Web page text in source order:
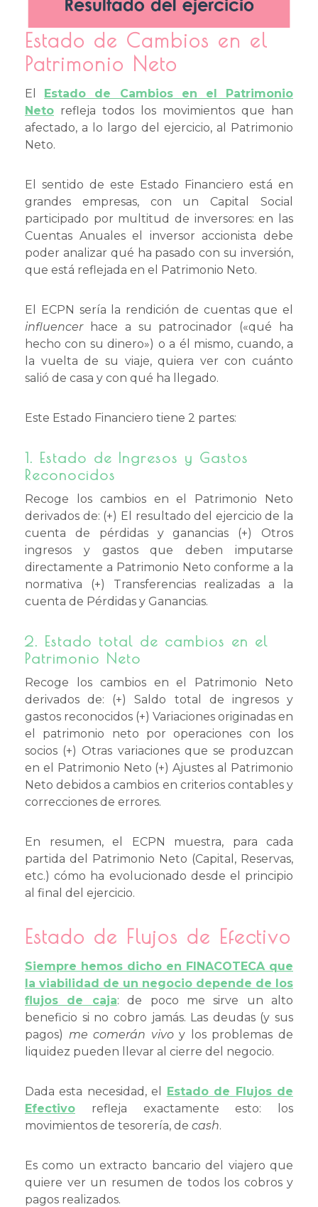
Estado de Cambios en el
Patrimonio Neto
El Estado de Cambios en el Patrimonio
Neto refleja todos los movimientos que han
afectado, a lo largo del ejercicio, al Patrimonio
Neto.
El sentido de este Estado Financiero está en
grandes empresas, con un Capital Social
participado por multitud de inversores: en las
Cuentas Anuales el inversor accionista debe
poder analizar qué ha pasado con su inversión,
que está reflejada en el Patrimonio Neto.
El ECPN sería la rendición de cuentas que el
influencer
hace a su patrocinador («qué ha
hecho con su dinero») o a él mismo, cuando, a
la vuelta de su viaje, quiera ver con cuánto
salió de casa y con qué ha llegado.
Este Estado Financiero tiene 2 partes:
1. Estado de Ingresos y Gastos
Reconocidos
Recoge los cambios en el Patrimonio Neto
derivados de: (+) El resultado del ejercicio de la
cuenta de pérdidas y ganancias (+) Otros
ingresos y gastos que deben imputarse
directamente a Patrimonio Neto conforme a la
normativa (+) Transferencias realizadas a la
cuenta de Pérdidas y Ganancias.
2. Estado total de cambios en el
Patrimonio Neto
Recoge los cambios en el Patrimonio Neto
derivados de: (+) Saldo total de ingresos y
gastos reconocidos (+) Variaciones originadas en
el patrimonio neto por operaciones con los
socios (+) Otras variaciones que se produzcan
en el Patrimonio Neto (+) Ajustes al Patrimonio
Neto debidos a cambios en criterios contables y
correcciones de errores.
En resumen, el ECPN muestra, para cada
partida del Patrimonio Neto (Capital, Reservas,
etc.) cómo ha evolucionado desde el principio
al final del ejercicio.
Estado de Flujos de Efectivo
Siempre hemos dicho en FINACOTECA que
la viabilidad de un negocio depende de los
flujos de caja: de poco me sirve un alto
beneficio si no cobro jamás. Las deudas (y sus
pagos) me comerán vivoy los problemas de
liquidez pueden llevar al cierre del negocio.
Dada esta necesidad, el Estado de Flujos de
Efectivo refleja exactamente esto: los
movimientos de tesorería, de cash.
Es como un extracto bancario del viajero que
quiere ver un resumen de todos los cobros y
pagos realizados.